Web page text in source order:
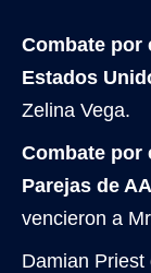
Combate por
Estados
Zelina Vega.
Combate por
Parejas de
vencieron a
Damian